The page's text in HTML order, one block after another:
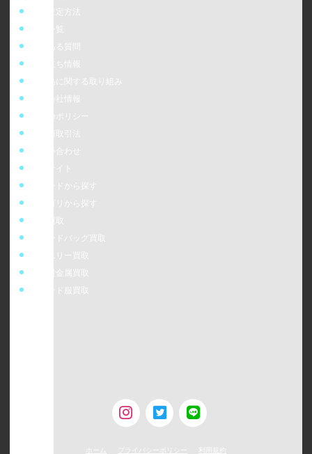
事前査定方法
店舗一覧
よくある質問
偽造品に関する取り組み
cookieポリシー
特定商取引法
お問い合わせ
販売サイト
ブランドから探す
カテゴリから探す
ブランドバッグ買取
ジュエリー買取
金・貴金属買取
ブランド服買取